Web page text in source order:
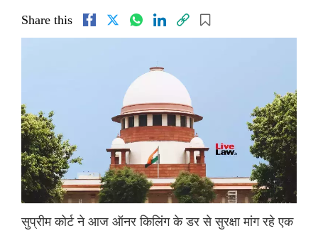
Share this
सुप्रीम कोर्ट ने आज ऑनर किलिंग के डर से सुरक्षा मांग रहे एक